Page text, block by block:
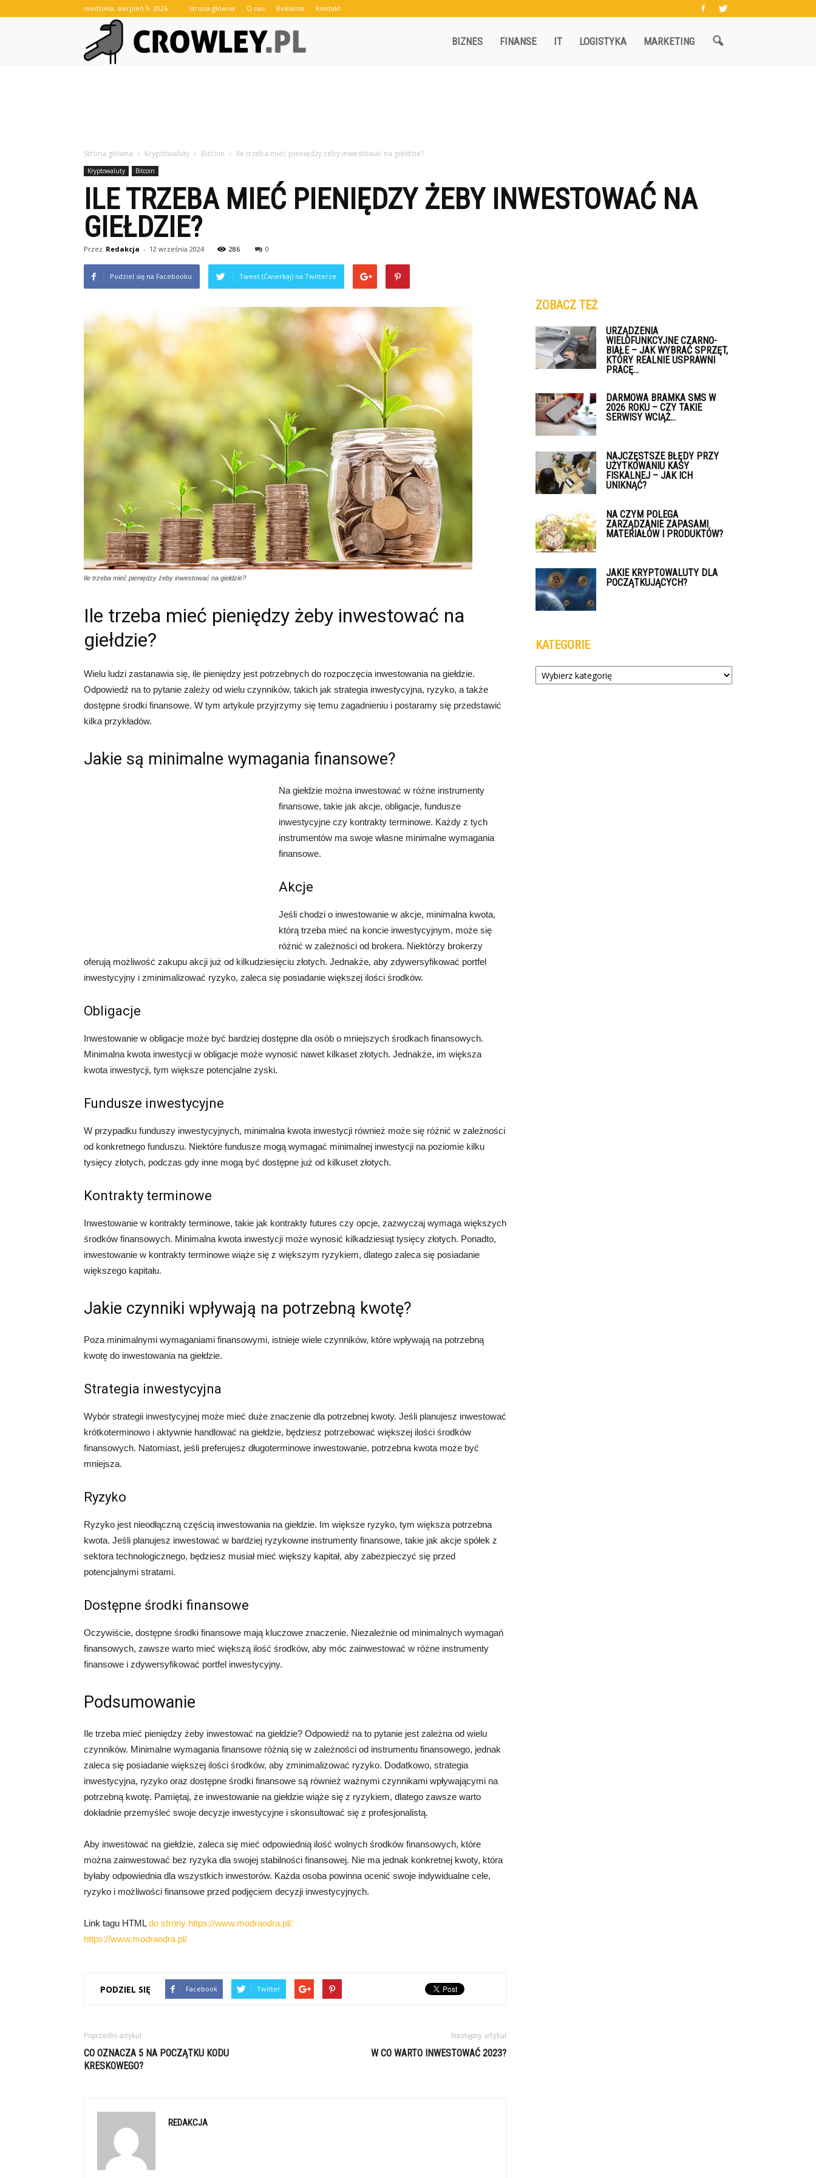
niedziela, sierpień 9, 2026 Strona główna O nas Reklama Kontakt
BIZNES FINANSE IT LOGISTYKA MARKETING
Strona główna Kryptowaluty Bitcoin Ile trzeba mieć pieniędzy żeby inwestować na giełdzie?
Kryptowaluty Bitcoin
ILE TRZEBA MIEĆ PIENIĘDZY ŻEBY INWESTOWAĆ NA
GIEŁDZIE?
Przez Redakcja - 12 września 2024 286 0
Podziel się na Facebooku Tweet (Ćwierkaj) na Twitterze
Ile trzeba mieć pieniędzy żeby inwestować na giełdzie?
Ile trzeba mieć pieniędzy żeby inwestować na
giełdzie?
Wielu ludzi zastanawia się, ile pieniędzy jest potrzebnych do rozpoczęcia inwestowania na giełdzie.
Odpowiedź na to pytanie zależy od wielu czynników, takich jak strategia inwestycyjna, ryzyko, a także
dostępne środki finansowe. W tym artykule przyjrzymy się temu zagadnieniu i postaramy się przedstawić
kilka przykładów.
Jakie są minimalne wymagania finansowe?
Na giełdzie można inwestować w różne instrumenty
finansowe, takie jak akcje, obligacje, fundusze
inwestycyjne czy kontrakty terminowe. Każdy z tych
instrumentów ma swoje własne minimalne wymagania
finansowe.
Akcje
Jeśli chodzi o inwestowanie w akcje, minimalna kwota,
którą trzeba mieć na koncie inwestycyjnym, może się
różnić w zależności od brokera. Niektórzy brokerzy
oferują możliwość zakupu akcji już od kilkudziesięciu złotych. Jednakże, aby zdywersyfikować portfel
inwestycyjny i zminimalizować ryzyko, zaleca się posiadanie większej ilości środków.
Obligacje
Inwestowanie w obligacje może być bardziej dostępne dla osób o mniejszych środkach finansowych.
Minimalna kwota inwestycji w obligacje może wynosić nawet kilkaset złotych. Jednakże, im większa
kwota inwestycji, tym większe potencjalne zyski.
Fundusze inwestycyjne
W przypadku funduszy inwestycyjnych, minimalna kwota inwestycji również może się różnić w zależności
od konkretnego funduszu. Niektóre fundusze mogą wymagać minimalnej inwestycji na poziomie kilku
tysięcy złotych, podczas gdy inne mogą być dostępne już od kilkuset złotych.
Kontrakty terminowe
Inwestowanie w kontrakty terminowe, takie jak kontrakty futures czy opcje, zazwyczaj wymaga większych
środków finansowych. Minimalna kwota inwestycji może wynosić kilkadziesiąt tysięcy złotych. Ponadto,
inwestowanie w kontrakty terminowe wiąże się z większym ryzykiem, dlatego zaleca się posiadanie
większego kapitału.
Jakie czynniki wpływają na potrzebną kwotę?
Poza minimalnymi wymaganiami finansowymi, istnieje wiele czynników, które wpływają na potrzebną
kwotę do inwestowania na giełdzie.
Strategia inwestycyjna
Wybór strategii inwestycyjnej może mieć duże znaczenie dla potrzebnej kwoty. Jeśli planujesz inwestować
krótkoterminowo i aktywnie handlować na giełdzie, będziesz potrzebować większej ilości środków
finansowych. Natomiast, jeśli preferujesz długoterminowe inwestowanie, potrzebna kwota może być
mniejsza.
Ryzyko
Ryzyko jest nieodłączną częścią inwestowania na giełdzie. Im większe ryzyko, tym większa potrzebna
kwota. Jeśli planujesz inwestować w bardziej ryzykowne instrumenty finansowe, takie jak akcje spółek z
sektora technologicznego, będziesz musiał mieć większy kapitał, aby zabezpieczyć się przed
potencjalnymi stratami.
Dostępne środki finansowe
Oczywiście, dostępne środki finansowe mają kluczowe znaczenie. Niezależnie od minimalnych wymagań
finansowych, zawsze warto mieć większą ilość środków, aby móc zainwestować w różne instrumenty
finansowe i zdywersyfikować portfel inwestycyjny.
Podsumowanie
Ile trzeba mieć pieniędzy żeby inwestować na giełdzie? Odpowiedź na to pytanie jest zależna od wielu
czynników. Minimalne wymagania finansowe różnią się w zależności od instrumentu finansowego, jednak
zaleca się posiadanie większej ilości środków, aby zminimalizować ryzyko. Dodatkowo, strategia
inwestycyjna, ryzyko oraz dostępne środki finansowe są również ważnymi czynnikami wpływającymi na
potrzebną kwotę. Pamiętaj, że inwestowanie na giełdzie wiąże się z ryzykiem, dlatego zawsze warto
dokładnie przemyśleć swoje decyzje inwestycyjne i skonsultować się z profesjonalistą.
Aby inwestować na giełdzie, zaleca się mieć odpowiednią ilość wolnych środków finansowych, które
można zainwestować bez ryzyka dla swojej stabilności finansowej. Nie ma jednak konkretnej kwoty, która
byłaby odpowiednia dla wszystkich inwestorów. Każda osoba powinna ocenić swoje indywidualne cele,
ryzyko i możliwości finansowe przed podjęciem decyzji inwestycyjnych.
Link tagu HTMLdo strony https://www.modraodra.pl/:
https://www.modraodra.pl/
PODZIEL SIĘ Facebook Twitter
Poprzedni artykuł
CO OZNACZA 5 NA POCZĄTKU KODU
KRESKOWEGO?
Następny artykuł
W CO WARTO INWESTOWAĆ 2023?
REDAKCJA
ZOBACZ TEŻ
URZĄDZENIA
WIELOFUNKCYJNE CZARNO-
BIAŁE – JAK WYBRAĆ SPRZĘT,
KTÓRY REALNIE USPRAWNI
PRACĘ...
DARMOWA BRAMKA SMS W
2026 ROKU – CZY TAKIE
SERWISY WCIĄŻ...
NAJCZĘSTSZE BŁĘDY PRZY
UŻYTKOWANIU KASY
FISKALNEJ – JAK ICH
UNIKNĄĆ?
NA CZYM POLEGA
ZARZĄDZANIE ZAPASAMI
MATERIAŁÓW I PRODUKTÓW?
JAKIE KRYPTOWALUTY DLA
POCZĄTKUJĄCYCH?
KATEGORIE
Kategorie